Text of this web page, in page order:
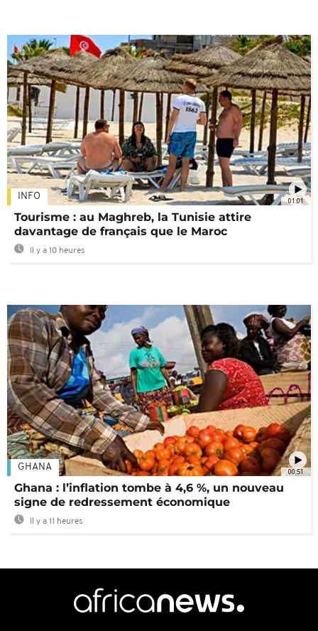
01:01
INFO
Tourisme : au Maghreb, la Tunisie attire
davantage de français que le Maroc
Il y a 10 heures
00:51
GHANA
Ghana : l’inflation tombe à 4,6 %, un nouveau
signe de redressement économique
Il y a 11 heures